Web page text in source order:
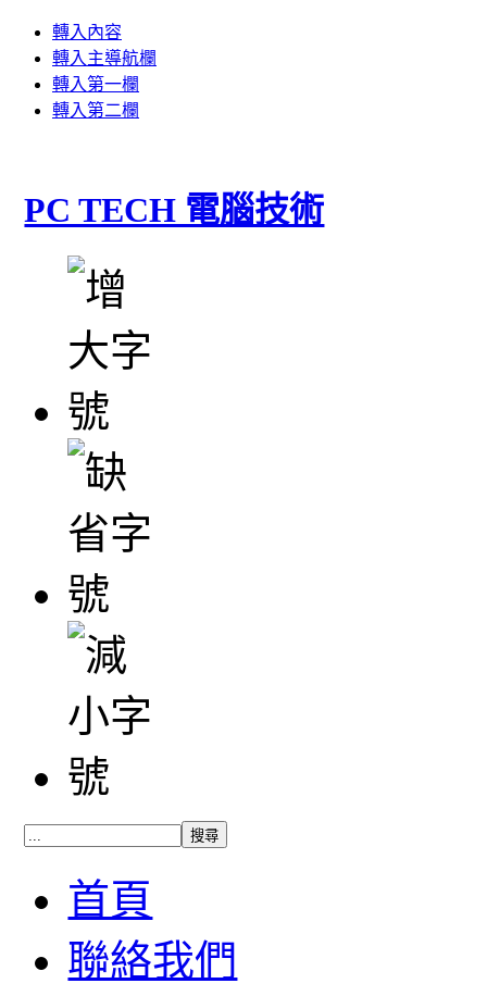
轉入內容
轉入主導航欄
轉入第一欄
轉入第二欄
PC TECH 電腦技術
首頁
聯絡我們